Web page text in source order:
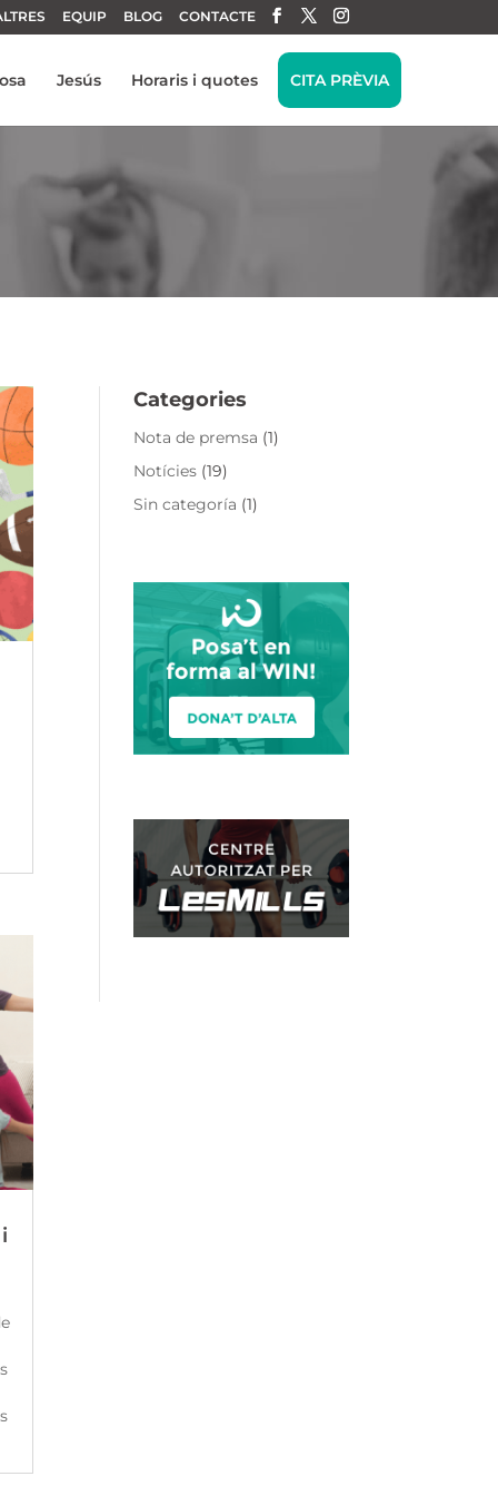
CONTACTE
BLOG
EQUIP
Jesús Horaris i quotes CITA PRÈVIA
Categories
Nota de premsa (1)
Notícies (19)
Sin categoría (1)